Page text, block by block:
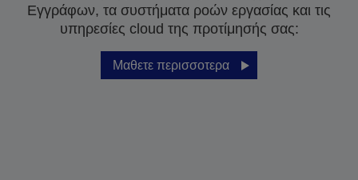
Εγγράφων, τα συστήματα ροών εργασίας και τις
υπηρεσίες cloud της προτίμησής σας:
Μαθετε περισσοτερα